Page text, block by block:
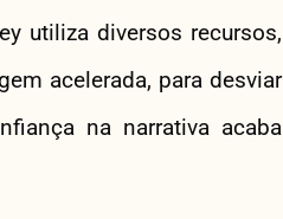
utiliza diversos recursos,
acelerada, para desviar
na narrativa acaba